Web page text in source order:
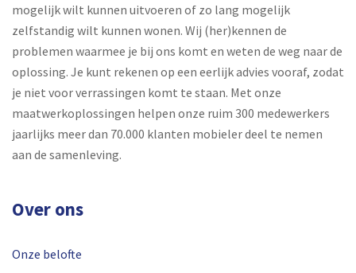
mogelijk wilt kunnen uitvoeren of zo lang mogelijk
zelfstandig wilt kunnen wonen. Wij (her)kennen de
problemen waarmee je bij ons komt en weten de weg naar de
oplossing. Je kunt rekenen op een eerlijk advies vooraf, zodat
je niet voor verrassingen komt te staan. Met onze
maatwerkoplossingen helpen onze ruim 300 medewerkers
jaarlijks meer dan 70.000 klanten mobieler deel te nemen
aan de samenleving.
Over ons
Onze belofte